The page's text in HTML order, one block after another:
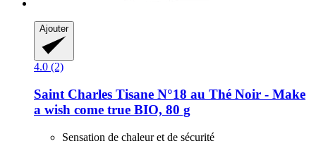
Ajouter
4.0 (2)
Saint Charles Tisane N°18 au Thé Noir -​ Make
a wish come true BIO, 80 g
Sensation de chaleur et de sécurité